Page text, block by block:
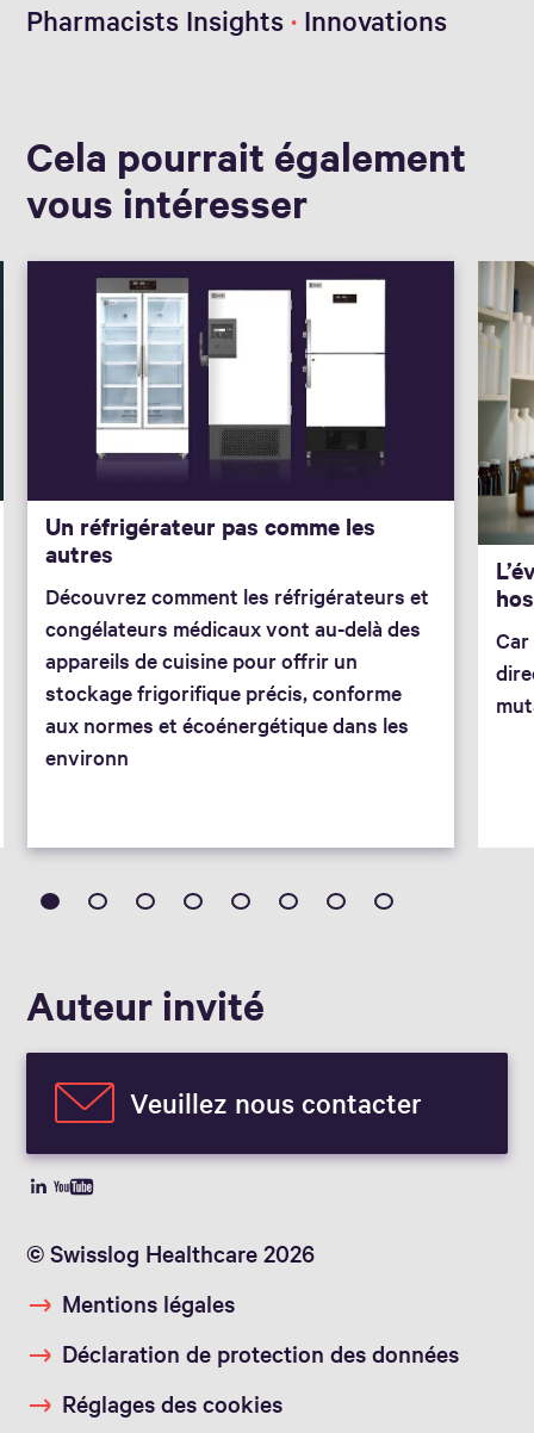
Pharmacists Insights Innovations
Cela pourrait également
vous intéresser
Un réfrigérateur pas comme les
autres
Découvrez comment les réfrigérateurs et
congélateurs médicaux vont au-delà des
appareils de cuisine pour offrir un
stockage frigorifique précis, conforme
aux normes et écoénergétique dans les
environn
Auteur invité
Veuillez nous contacter
© Swisslog Healthcare 2026
Mentions légales
Déclaration de protection des données
Réglages des cookies